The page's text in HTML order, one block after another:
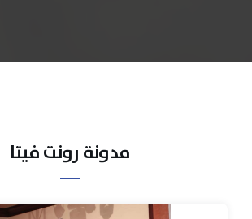
مدونة رونت فيتا